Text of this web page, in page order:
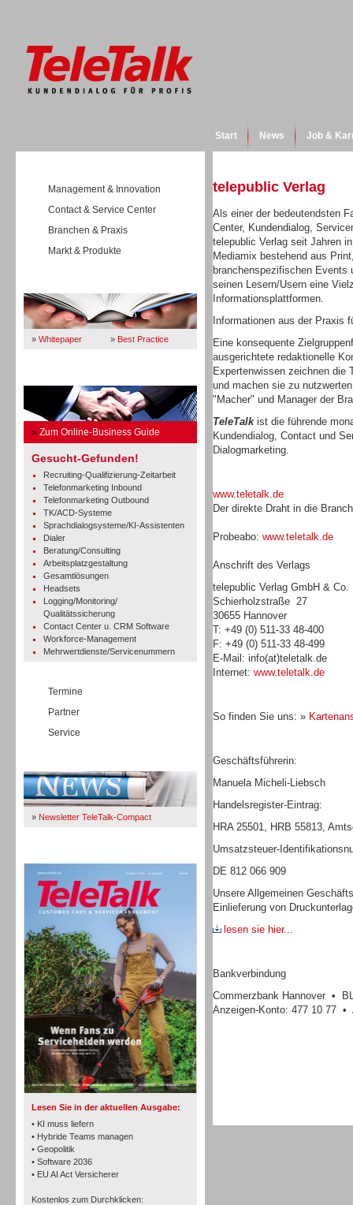
Start News Job &
Management & Innovation
Contact & Service Center
Branchen & Praxis
Markt & Produkte
» Whitepaper » Best Practice
» Zum Online-Business Guide
Gesucht-Gefunden!
Recruiting-Qualifizierung-Zeitarbeit
Telefonmarketing Inbound
Telefonmarketing Outbound
TK/ACD-Systeme
Sprachdialogsysteme/KI-Assistenten
Dialer
Beratung/Consulting
Arbeitsplatzgestaltung
Gesamtlösungen
Headsets
Logging/Monitoring/
Qualitätssicherung
Contact Center u. CRM Software
Workforce-Management
Mehrwertdienste/Servicenummern
Termine
Partner
Service
» Newsletter TeleTalk-Compact
Lesen Sie in der aktuellen Ausgabe:
• KI muss liefern
• Hybride Teams managen
• Geopolitik
• Software 2036
• EU AI Act Versicherer
Kostenlos zum Durchklicken:
TK- und ACD-Systeme
Workforce-Management
telepublic Verlag
Als einer der bedeutendsten
Center, Kundendialog,
telepublic Verlag seit Jahren
Mediamix bestehend aus
branchenspezifischen Events
seinen Lesern/Usern eine
Informationsplattformen.
Informationen aus der Praxis
Eine konsequente
ausgerichtete redaktionelle
Expertenwissen zeichnen die
und machen sie zu
"Macher" und Manager der
TeleTalkist die führende
Kundendialog, Contact und
Dialogmarketing.
www.teletalk.de
Der direkte Draht in die
Probeabo: www.teletalk.de
Anschrift des Verlags
telepublic Verlag GmbH & Co.
Schierholzstraße 27
30655 Hannover
T: +49 (0) 511-33 48-400
F: +49 (0) 511-33 48-499
E-Mail: info(at)teletalk.de
Internet: www.teletalk.de
So finden Sie uns: »
Geschäftsführerin:
Manuela Micheli-Liebsch
Handelsregister-Eintrag:
HRA 25501, HRB 55813,
Umsatzsteuer-
DE 812 066 909
Unsere Allgemeinen
Einlieferung von
lesen sie hier...
Bankverbindung
Commerzbank Hannover •
Anzeigen-Konto: 477 10 77 •